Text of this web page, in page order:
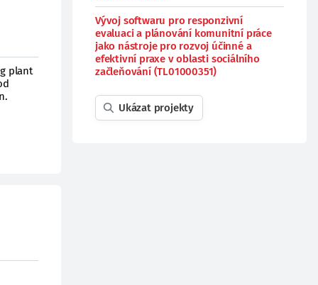
plant
Vývoj softwaru pro responzivní
evaluaci a plánování komunitní práce
jako nástroje pro rozvoj účinné a
efektivní praxe v oblasti sociálního
začleňování (TL01000351)
Ukázat projekty